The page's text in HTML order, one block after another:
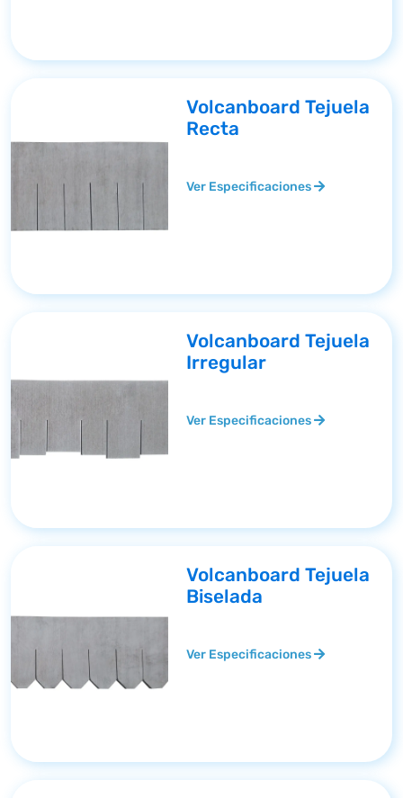
Volcanboard Tejuela
Recta
Ver Especificaciones
Volcanboard Tejuela
Irregular
Ver Especificaciones
Volcanboard Tejuela
Biselada
Ver Especificaciones